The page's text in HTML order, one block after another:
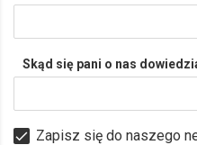
Skąd się pani o nas
 Zapisz się do naszego